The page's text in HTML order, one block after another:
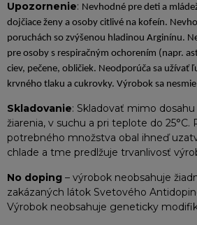
Upozornenie: Nevhodné pre deti a
dojčiace ženy a osoby citlivé na kofeín.
poruchách so zvýšenou hladinou Arginínu.
pre osoby s respiračným ochorením (napr.
ciev, pečene, obličiek. Neodporúča sa užívať
krvného tlaku a cukrovky. Výrobok sa
Skladovanie: Skladovať mimo
žiarenia, v suchu a pri teplote do 25°C.
potrebného množstva obal ihneď
chlade a tme predlžuje trvanlivosť
No doping – výrobok neobsahuje
zakázaných látok Svetového
Výrobok neobsahuje geneticky